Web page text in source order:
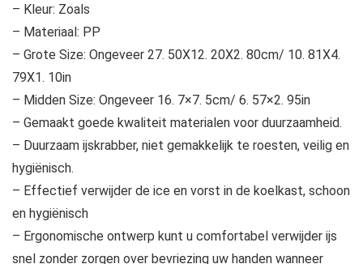
– Kleur: Zoals
– Materiaal: PP
– Grote Size: Ongeveer 27. 50X12. 20X2. 80cm/ 10. 81X4.
79X1. 10in
– Midden Size: Ongeveer 16. 7×7. 5cm/ 6. 57×2. 95in
– Gemaakt goede kwaliteit materialen voor duurzaamheid.
– Duurzaam ijskrabber, niet gemakkelijk te roesten, veilig en
hygiënisch.
– Effectief verwijder de ice en vorst in de koelkast, schoon
en hygiënisch
– Ergonomische ontwerp kunt u comfortabel verwijder ijs
snel zonder zorgen over bevriezing uw handen wanneer